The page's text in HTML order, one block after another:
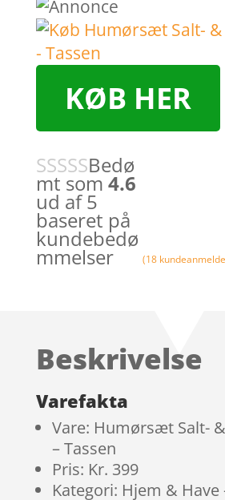
KØB HER
Bedø
mt som 4.6
ud af 5
baseret på
kundebedø
mmelser (18
Beskrivelse
Varefakta
Vare: Humørsæt Salt-
– Tassen
Pris: Kr. 399
Kategori: Hjem & Have